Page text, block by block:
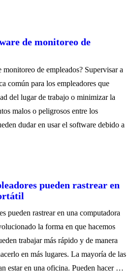
de monitoreo de
de empleados? Supervisar a
común para los empleadores que
del lugar de trabajo o minimizar la
malos o peligrosos entre los
dudar en usar el software debido a
pueden rastrear en
pueden rastrear en una computadora
la forma en que hacemos
trabajar más rápido y de manera
en más lugares. La mayoría de las
estar en una oficina. Pueden hacer …